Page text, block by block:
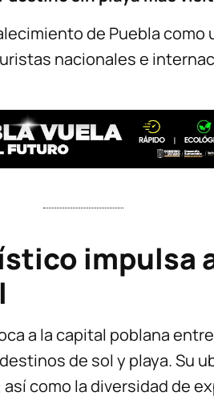
de Puebla como
nacionales e
impulsa
a la capital poblana
de sol y playa. Su
como la diversidad de